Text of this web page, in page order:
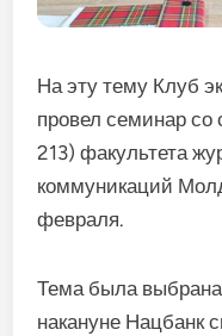
На эту тему Клуб
провел семинар со
213) факультета
коммуникаций
февраля.
Тема была
накануне Нацбанк